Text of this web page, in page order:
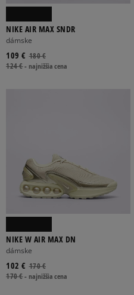
NIKE AIR MAX SNDR
dámske
180 €
109 €
124 €-najnižšia cena
NIKE W AIR MAX DN
dámske
170 €
102 €
170 €-najnižšia cena